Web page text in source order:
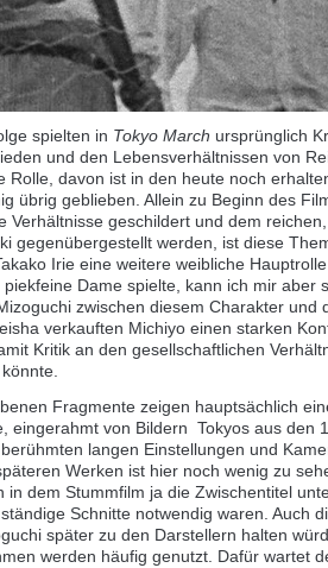
spielten in Tokyo March ursprünglich
und den Lebensverhältnissen von
Rolle, davon ist in den heute noch
übrig geblieben. Allein zu Beginn des
Verhältnisse geschildert und dem
gegenübergestellt werden, ist diese
Irie eine weitere weibliche
Dame spielte, kann ich mir aber
zwischen diesem Charakter und
verkauften Michiyo einen starken
Kritik an den gesellschaftlichen
Fragmente zeigen hauptsächlich
eingerahmt von Bildern Tokyos aus den
langen Einstellungen und
Werken ist hier noch wenig zu
in dem Stummfilm ja die Zwischentitel
Schnitte notwendig waren. Auch
später zu den Darstellern halten
werden häufig genutzt. Dafür wartet